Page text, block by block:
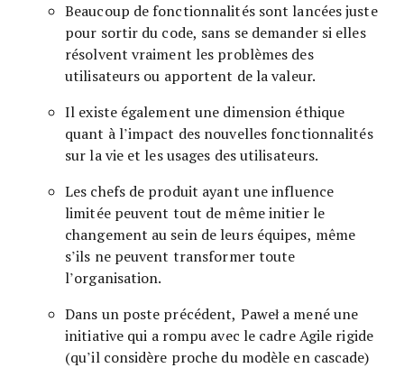
Beaucoup de fonctionnalités sont lancées juste
pour sortir du code, sans se demander si elles
résolvent vraiment les problèmes des
utilisateurs ou apportent de la valeur.
Il existe également une dimension éthique
quant à l’impact des nouvelles fonctionnalités
sur la vie et les usages des utilisateurs.
Les chefs de produit ayant une influence
limitée peuvent tout de même initier le
changement au sein de leurs équipes, même
s’ils ne peuvent transformer toute
l’organisation.
Dans un poste précédent, Paweł a mené une
initiative qui a rompu avec le cadre Agile rigide
(qu’il considère proche du modèle en cascade)